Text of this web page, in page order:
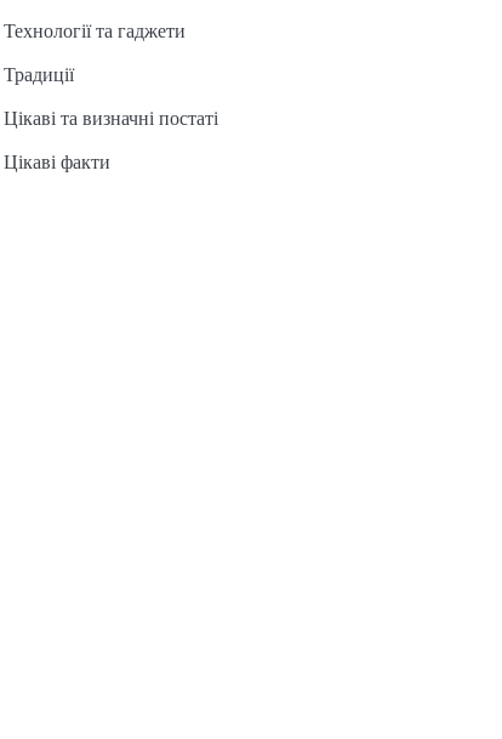
Технології та гаджети
Традиції
Цікаві та визначні постаті
Цікаві факти